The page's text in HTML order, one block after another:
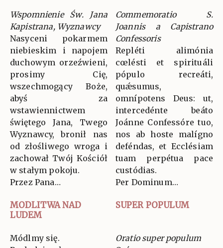
Wspomnienie Św. Jana
Kapistrana, Wyznawcy
Nasyceni pokarmem
niebieskim i napojem
duchowym orzeźwieni,
prosimy Cię,
wszechmogący Boże,
abyś za
wstawiennictwem
świętego Jana, Twego
Wyznawcy, bronił nas
od złośliwego wroga i
zachował Twój Kościół
w stałym pokoju.
Przez Pana…
Commemoratio S.
Joannis a Capistrano
Confessoris
Repléti alimónia
cœlésti et spirituáli
pópulo recreáti,
quǽsumus,
omnípotens Deus: ut,
intercedénte beáto
Joánne Confessóre tuo,
nos ab hoste malígno
deféndas, et Ecclésiam
tuam perpétua pace
custódias.
Per Dominum…
MODLITWA NAD
LUDEM
SUPER POPULUM
Módlmy się.
Oratio super populum